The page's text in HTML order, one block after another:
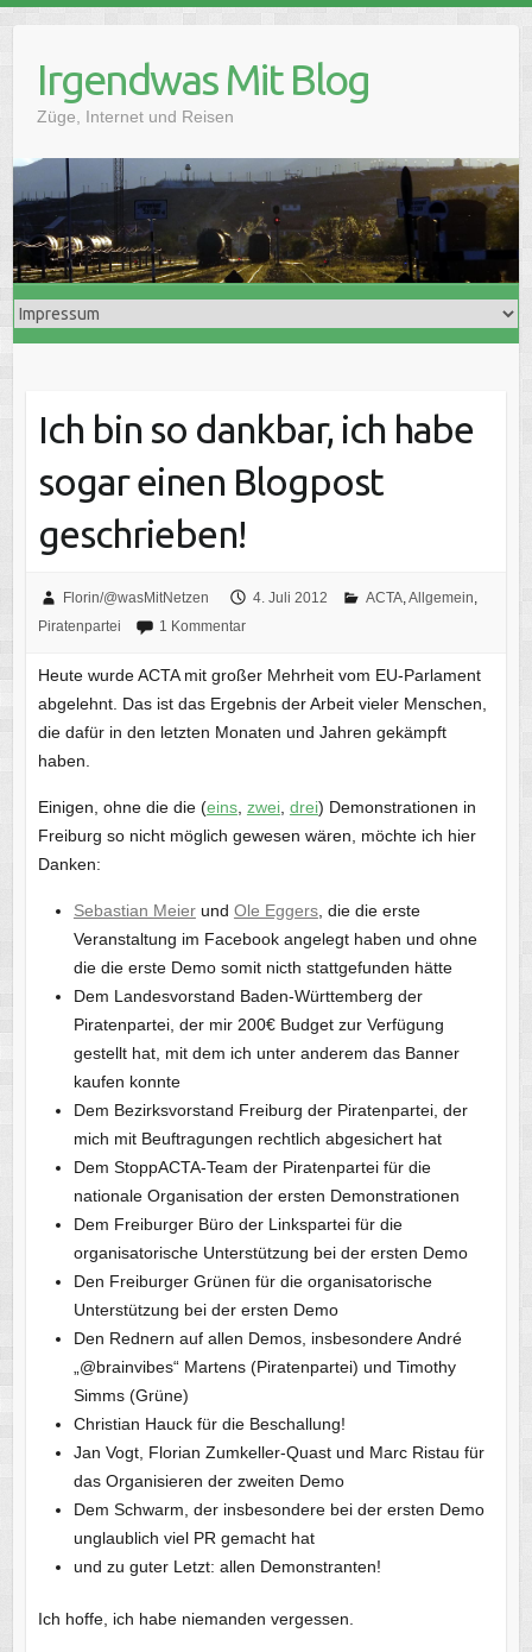
contentIrgendwas Mit Blog
Züge, Internet und Reisen
Ich bin so dankbar, ich habe
sogar einen Blogpost
geschrieben!
Florin/@wasMitNetzen 4. Juli 2012 ACTA, Allgemein
Piratenpartei
1 Kommentar
Heute wurde ACTA mit großer Mehrheit vom EU-Parlament
abgelehnt. Das ist das Ergebnis der Arbeit vieler Menschen,
die dafür in den letzten Monaten und Jahren gekämpft
haben.
Einigen, ohne die die (eins, zwei, drei) Demonstrationen in
Freiburg so nicht möglich gewesen wären, möchte ich hier
Danken:
Sebastian Meierund Ole Eggers, die die erste
Veranstaltung im Facebook angelegt haben und ohne
die die erste Demo somit nicth stattgefunden hätte
Dem Landesvorstand Baden-Württemberg der
Piratenpartei, der mir 200€ Budget zur Verfügung
gestellt hat, mit dem ich unter anderem das Banner
kaufen konnte
Dem Bezirksvorstand Freiburg der Piratenpartei, der
mich mit Beuftragungen rechtlich abgesichert hat
Dem StoppACTA-Team der Piratenpartei für die
nationale Organisation der ersten Demonstrationen
Dem Freiburger Büro der Linkspartei für die
organisatorische Unterstützung bei der ersten Demo
Den Freiburger Grünen für die organisatorische
Unterstützung bei der ersten Demo
Den Rednern auf allen Demos, insbesondere André
„@brainvibes“ Martens (Piratenpartei) und Timothy
Simms (Grüne)
Christian Hauck für die Beschallung!
Jan Vogt, Florian Zumkeller-Quast und Marc Ristau für
das Organisieren der zweiten Demo
Dem Schwarm, der insbesondere bei der ersten Demo
unglaublich viel PR gemacht hat
und zu guter Letzt: allen Demonstranten!
Ich hoffe, ich habe niemanden vergessen.